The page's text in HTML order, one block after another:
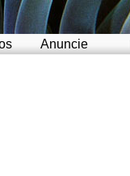
Anuncie